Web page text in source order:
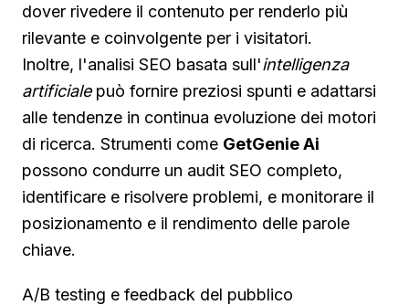
dover rivedere il contenuto per renderlo più
rilevante e coinvolgente per i visitatori.
Inoltre, l'analisi SEO basata sull'intelligenza
artificialepuò fornire preziosi spunti e adattarsi
alle tendenze in continua evoluzione dei motori
di ricerca. Strumenti come GetGenie Ai
possono condurre un audit SEO completo,
identificare e risolvere problemi, e monitorare il
posizionamento e il rendimento delle parole
chiave.
A/B testing e feedback del pubblico